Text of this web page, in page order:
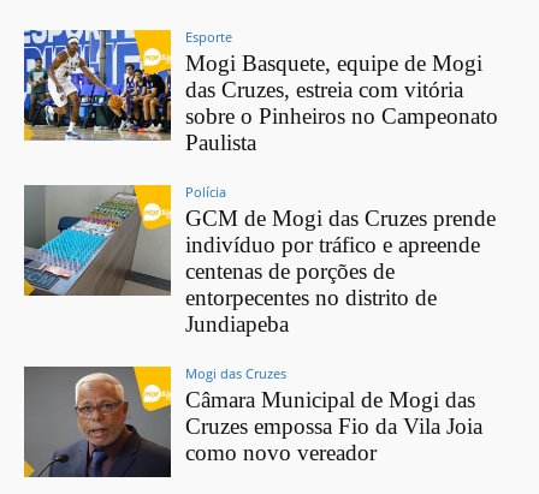
Esporte
Mogi Basquete, equipe de Mogi
das Cruzes, estreia com vitória
sobre o Pinheiros no Campeonato
Paulista
Polícia
GCM de Mogi das Cruzes prende
indivíduo por tráfico e apreende
centenas de porções de
entorpecentes no distrito de
Jundiapeba
Mogi das Cruzes
Câmara Municipal de Mogi das
Cruzes empossa Fio da Vila Joia
como novo vereador